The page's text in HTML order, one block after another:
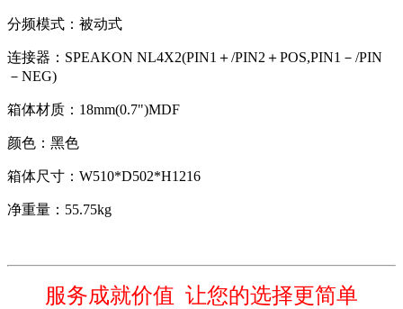
分频模式：被动式
连接器：SPEAKON NL4X2(PIN1＋/PIN2＋POS,PIN1－/PIN
－NEG)
箱体材质：18mm(0.7")MDF
颜色：黑色
箱体尺寸：W510*D502*H1216
净重量：55.75kg
服务成就价值 让您的选择更简单